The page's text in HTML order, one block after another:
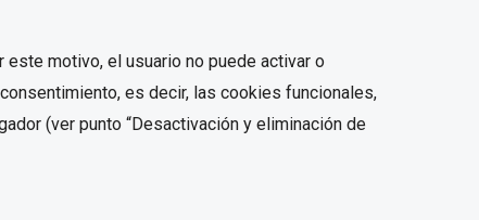
motivo, el usuario no puede activar o
es decir, las cookies funcionales,
(ver punto “Desactivación y eliminación de